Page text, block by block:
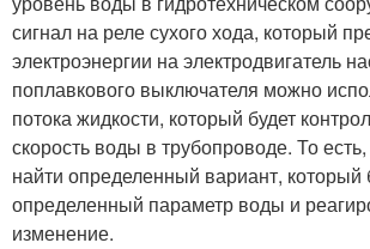
сигнал на реле сухого хода, который
электроэнергии на электродвигатель
поплавкового выключателя можно
потока жидкости, который будет
скорость воды в трубопроводе. То
найти определенный вариант,
определенный параметр воды и
изменение.